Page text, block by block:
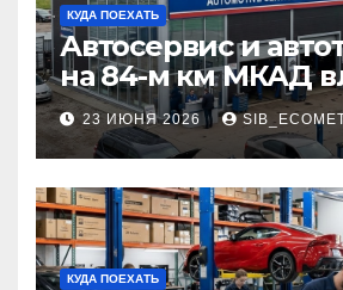
КУДА ПОЕХАТЬ
Автосервис и
на 84-м км МКАД
описание услуг и
работы
23 ИЮНЯ 2026
КУДА ПОЕХАТЬ